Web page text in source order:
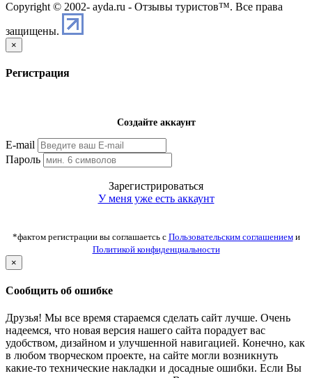
Copyright © 2002- ayda.ru - Отзывы туристов™. Все права
защищены.
×
Регистрация
Создайте аккаунт
E-mail
Пароль
Зарегистрироваться
У меня уже есть аккаунт
*фактом регистрации вы соглашаетсь с Пользовательским соглашениеми
Политикой конфиденциальности
×
Сообщить об ошибке
Друзья! Мы все время стараемся сделать сайт лучше. Очень
надеемся, что новая версия нашего сайта порадует вас
удобством, дизайном и улучшенной навигацией. Конечно, как
в любом творческом проекте, на сайте могли возникнуть
какие-то технические накладки и досадные ошибки. Если Вы